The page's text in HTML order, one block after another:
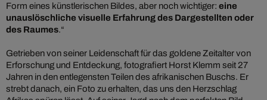
Form eines künstlerischen Bildes, aber noch wichtiger: eine
unauslöschliche visuelle Erfahrung des Dargestellten oder
des Raumes.“
Getrieben von seiner Leidenschaft für das goldene Zeitalter von
Erforschung und Entdeckung, fotografiert Horst Klemm seit 27
Jahren in den entlegensten Teilen des afrikanischen Buschs. Er
strebt danach, ein Foto zu erhalten, das uns den Herzschlag